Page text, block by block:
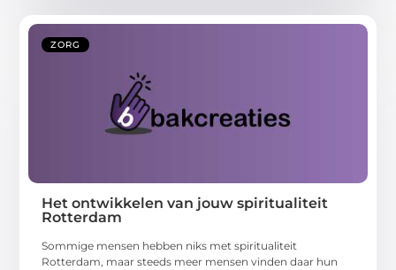
ZORG
Het ontwikkelen van jouw spiritualiteit
Rotterdam
Sommige mensen hebben niks met spiritualiteit
Rotterdam, maar steeds meer mensen vinden daar hun